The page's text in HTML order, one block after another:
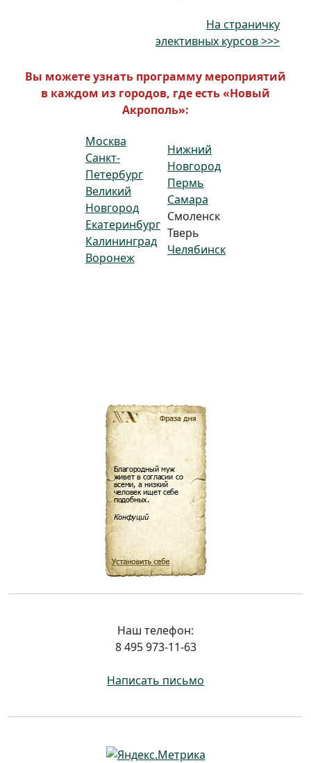
На страничку
элективных курсов >>>
Вы можете узнать программу мероприятий
в каждом из городов, где есть «Новый
Акрополь»:
Москва
Санкт-
Петербург
Великий
Новгород
Екатеринбург
Калининград
Воронеж
Нижний
Новгород
Пермь
Самара
Смоленск
Тверь
Челябинск
Наш телефон:
8 495 973-11-63
Написать письмо